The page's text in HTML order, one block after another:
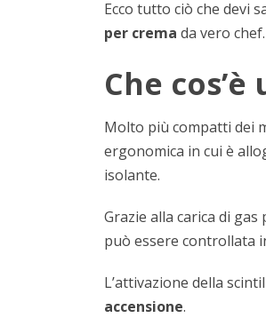
Ecco tutto ciò che devi
per crema da vero chef.
Che
Molto più compatti dei
ergonomica in cui è
isolante.
Grazie alla carica di
può essere controllata
L’attivazione della
accensione.